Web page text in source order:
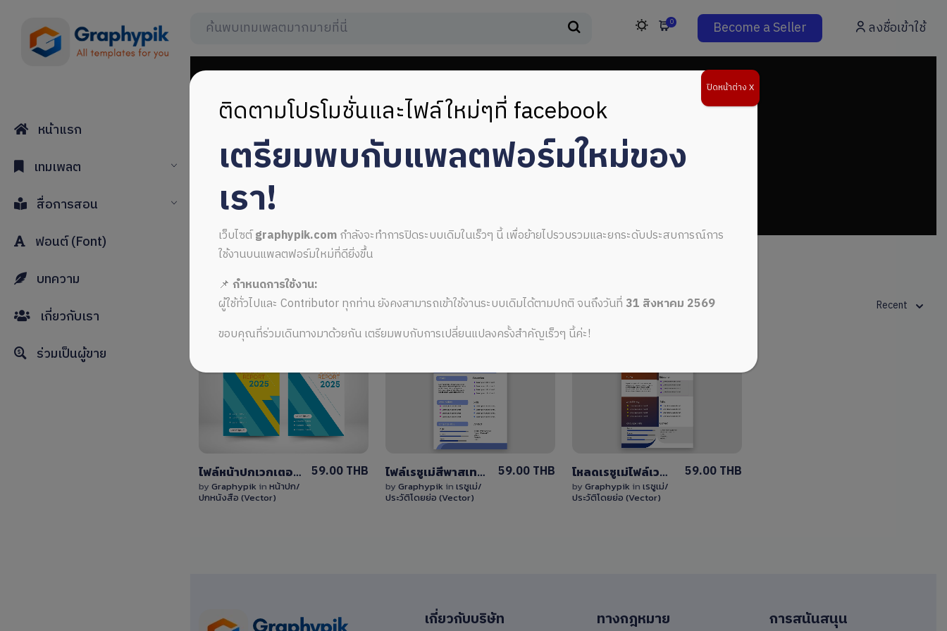
หน้าแรก
เทมเพลต
สื่อการสอน
ฟอนต์ (Font)
บทความ
เกี่ยวกับเรา
ร่วมเป็นผู้ขาย
0 Become a Seller ลงชื่อเข้าใช้
เวกเตอร์ไฟล์
ALL MUSIC FROM เวกเตอร์ไฟล์ Recent
View
Details
0 Sale
ไฟล์หน้าปกเวกเตอร์ลายเฉียงสีเหลือง-น้ำเงิน มินิมอลสไตล์แก้ไขได้ง่าย
by Graphypik in หน้าปก/
ปกหนังสือ (Vector)
59.00 THB
View
Details
0 Sale
ไฟล์เรซูเม่สีพาสเทลน้ำเงิน สามารถแก้ไขได้ไฟล์ EPS
by Graphypik in เรซูเม่/
ประวัติโดยย่อ (Vector)
59.00 THB
View
Details
0 Sale
โหลดเรซูเม่ไฟล์เวกเตอร์ EPS แก้ไขได้
by Graphypik in เรซูเม่/
ประวัติโดยย่อ (Vector)
59.00 THB
เกี่ยวกับบริษัท ทางกฎหมาย การสนันสนุน
ติดตามโปรโมชั่นและไฟล์ใหม่ๆที่ facebook
เตรียมพบกับแพลตฟอร์มใหม่ของ
เรา!
เว็บไซต์graphypik.comกำลังจะทำการปิดระบบเดิมในเร็วๆ นี้ เพื่อย้ายไปรวบรวมและยกระดับประสบการณ์การ
ใช้งานบนแพลตฟอร์มใหม่ที่ดียิ่งขึ้น
📌 กำหนดการใช้งาน:
ผู้ใช้ทั่วไปและ Contributor ทุกท่าน ยังคงสามารถเข้าใช้งานระบบเดิมได้ตามปกติ จนถึงวันที่ 31 สิงหาคม 2569
ขอบคุณที่ร่วมเดินทางมาด้วยกัน เตรียมพบกับการเปลี่ยนแปลงครั้งสำคัญเร็วๆ นี้ค่ะ!
ปิดหน้าต่าง X